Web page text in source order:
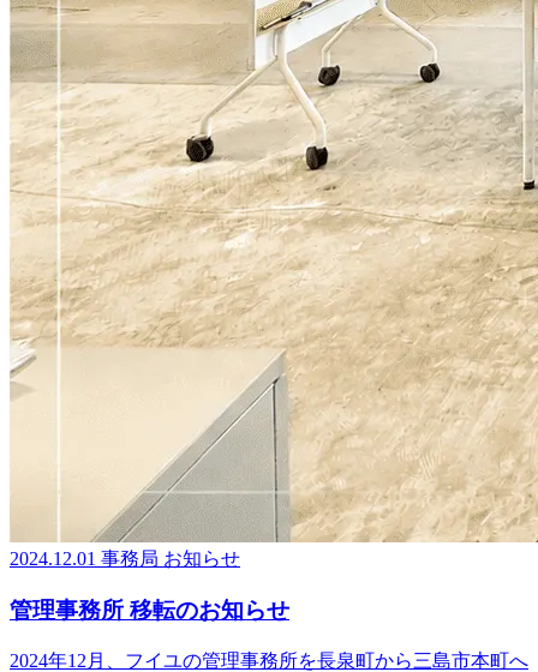
2024.12.01 事務局 お知らせ
管理事務所 移転のお知らせ
2024年12月、フイユの管理事務所を長泉町から三島市本町へ